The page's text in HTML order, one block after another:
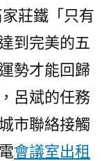
莊鐵「只有
到完美的五
勢才能回歸
呂斌的任務
市聯絡接觸
會議室出租